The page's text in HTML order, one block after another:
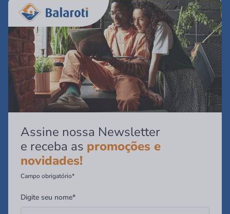
Assine nossa Newsletter
e receba as promoções e
novidades!
Campo obrigatório*
Digite seu nome*